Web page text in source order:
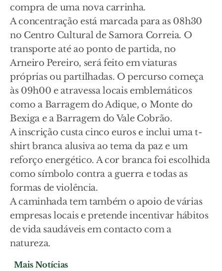
compra de uma nova carrinha.
A concentração está marcada para as 08h30
no Centro Cultural de Samora Correia. O
transporte até ao ponto de partida, no
Arneiro Pereiro, será feito em viaturas
próprias ou partilhadas. O percurso começa
às 09h00 e atravessa locais emblemáticos
como a Barragem do Adique, o Monte do
Bexiga e a Barragem do Vale Cobrão.
A inscrição custa cinco euros e inclui uma t-
shirt branca alusiva ao tema da paz e um
reforço energético. A cor branca foi escolhida
como símbolo contra a guerra e todas as
formas de violência.
A caminhada tem também o apoio de várias
empresas locais e pretende incentivar hábitos
de vida saudáveis em contacto com a
natureza.
Mais Notícias